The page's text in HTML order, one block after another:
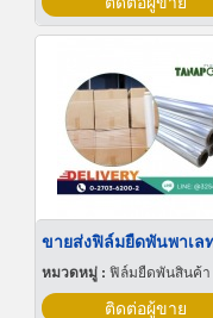
หมวดหมู่ : ฟิล์มยืดพันสินค้า
ติดต่อผู้ขาย